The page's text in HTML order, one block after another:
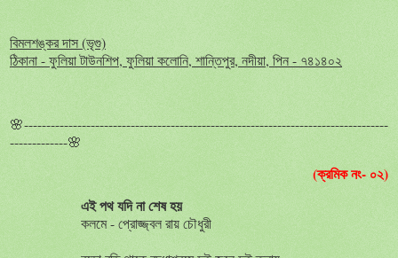
বিমলশঙ্কর দাস (ভৃগু)
ঠিকানা - ফুলিয়া টাউনশিপ, ফুলিয়া কলোনি, শান্তিপুর, নদীয়া, পিন - ৭৪১৪০২
🌸----------------------------------------------------------------------------------
-------------🌸
(ক্রমিক নং- ০২)
এইপথযদিনাশেষহয়
কলমে-প্রোজ্জ্বলরায়চৌধুরী